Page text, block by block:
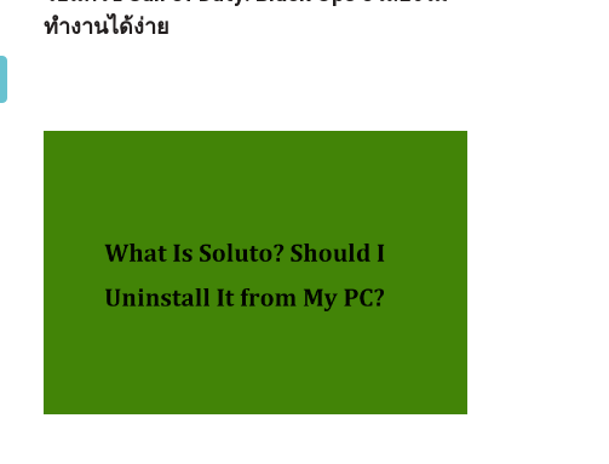
ทำงานได้ง่าย